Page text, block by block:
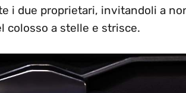
i due proprietari, invitandoli a
colosso a stelle e strisce.